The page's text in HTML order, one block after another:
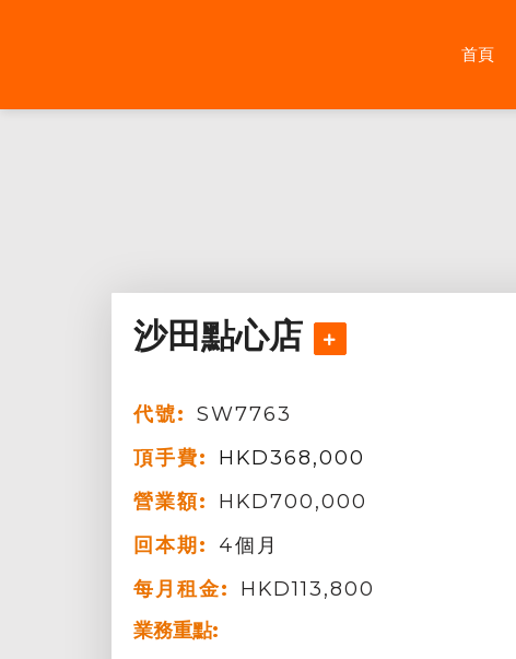
首頁
沙田點心店
代號: SW7763
頂手費:
HKD368,000
營業額:
HKD700,000
回本期:
4個月
每月租金:
HKD113,800
業務重點: